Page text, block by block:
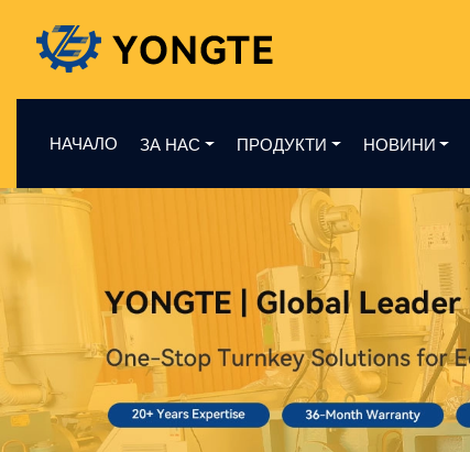
НАЧАЛО ЗА НАС ПРОДУКТИ НОВИНИ